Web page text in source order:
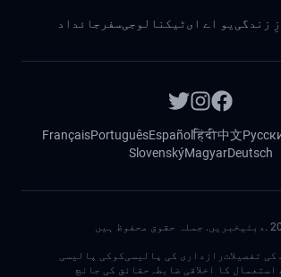
زندگی یو اے ایٹیکنالوجیسفر جائداد
中文
हिंदी
Español
Português
Français
Deutsch
Magyar
Slovenský
.دبئیخبریں. جملہ حقوق محفوظ ہیں
کی تفصیلاترازداری کی پالیسیکوکی پالیسی
استعمال کا اخلاقی ضابطہ حقائق کی جانچ